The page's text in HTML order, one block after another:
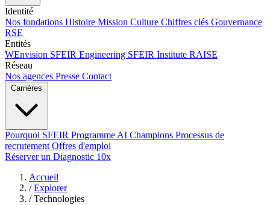
Identité
Nos fondations Histoire Mission Culture Chiffres clés Gouvernance
RSE
Entités
WEnvision SFEIR Engineering SFEIR Institute RAISE
Réseau
Nos agences Presse Contact
Carrières
Pourquoi SFEIR Programme AI Champions Processus de
recrutement Offres d'emploi
Réserver un Diagnostic 10x
Accueil
/ Explorer
/ Technologies